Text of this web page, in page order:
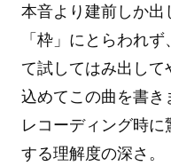
本音より建前しか出
「枠」にとらわれ
て試してはみ出して
込めてこの曲を書き
レコーディング時
する理解度の深さ。